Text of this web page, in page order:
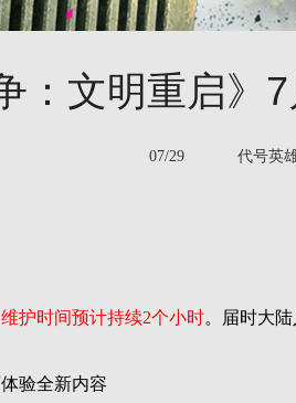
：文明重启》
07/29 代号英雄
维护时间预计持续2个小时。届时大
验全新内容